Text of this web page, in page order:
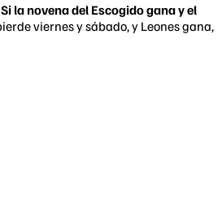
Si la novena del Escogido gana y el
viernes y sábado, y Leones gana,